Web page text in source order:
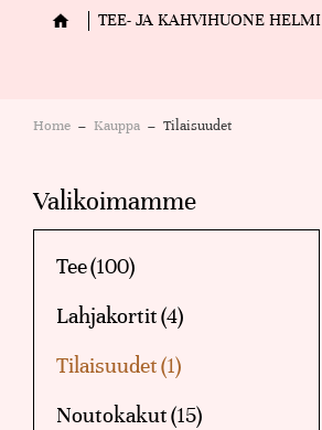
TEE- JA KAHVIHUONE HELMI
You are here:
Home Kauppa Tilaisuudet
Valikoimamme
Tee(100)
Lahjakortit(4)
Tilaisuudet(1)
Noutokakut(15)